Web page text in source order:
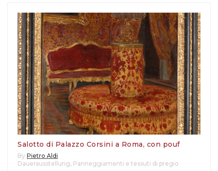
Salotto di Palazzo Corsini a Roma, con pouf
By Pietro Aldi
Dauerausstellung, Panneggiamenti e tessuti di pregio